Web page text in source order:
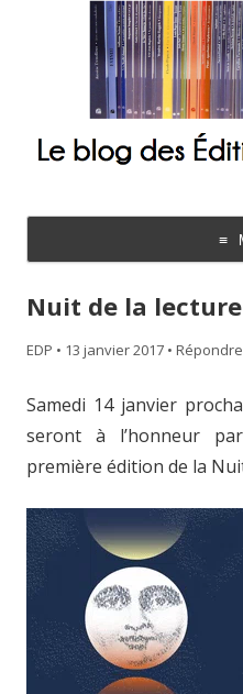
Aller
contenu
Nuit de la lecture
EDP • 13 janvier 2017 • Répondre
Samedi 14 janvier
seront à l’honneur
première édition de la